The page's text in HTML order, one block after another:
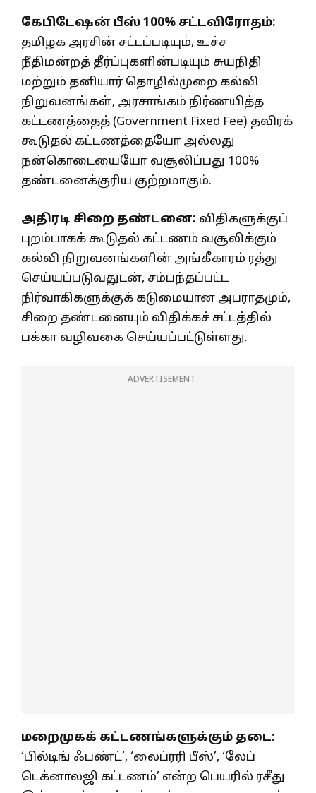
கேபிடேஷன் பீஸ் 100% சட்டவிரோதம்:
தமிழக அரசின் சட்டப்படியும், உச்ச
நீதிமன்றத் தீர்ப்புகளின்படியும் சுயநிதி
மற்றும் தனியார் தொழில்முறை கல்வி
நிறுவனங்கள், அரசாங்கம் நிர்ணயித்த
கட்டணத்தைத் (Government Fixed Fee) தவிரக்
கூடுதல் கட்டணத்தையோ அல்லது
நன்கொடையையோ வசூலிப்பது 100%
தண்டனைக்குரிய குற்றமாகும்.
அதிரடி சிறை தண்டனை: விதிகளுக்குப்
புறம்பாகக் கூடுதல் கட்டணம் வசூலிக்கும்
கல்வி நிறுவனங்களின் அங்கீகாரம் ரத்து
செய்யப்படுவதுடன், சம்பந்தப்பட்ட
நிர்வாகிகளுக்குக் கடுமையான அபராதமும்,
சிறை தண்டனையும் விதிக்கச் சட்டத்தில்
பக்கா வழிவகை செய்யப்பட்டுள்ளது.
ADVERTISEMENT
மறைமுகக் கட்டணங்களுக்கும் தடை:
‘பில்டிங் ஃபண்ட்’, ‘லைப்ரரி பீஸ்’, ‘லேப்
டெக்னாலஜி கட்டணம்’ என்ற பெயரில் ரசீது